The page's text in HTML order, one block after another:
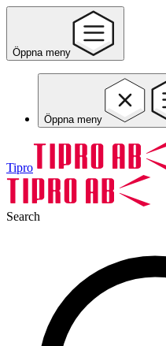
Öppna meny
Öppna meny
Tipro
Search